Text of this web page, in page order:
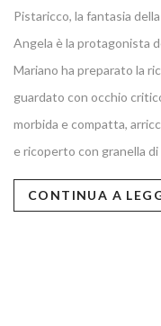
Pistaricco, la fantasia
Angela è la protagonista
Mariano ha preparato la
guardato con occhio
morbida e compatta,
e ricoperto con granella
CONTINUA A